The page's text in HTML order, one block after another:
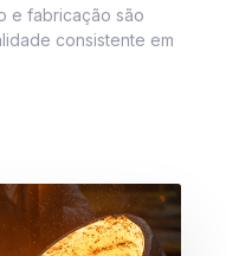
e fabricação são
consistente em